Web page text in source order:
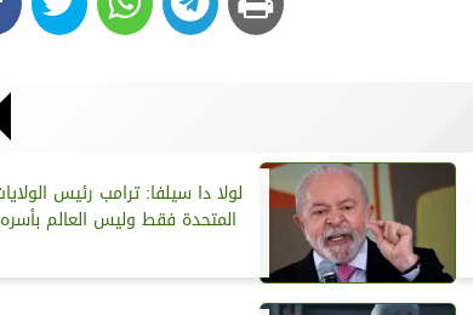
لولا دا سيلفا: ترامب رئيس
المتحدة فقط وليس العالم بأسره